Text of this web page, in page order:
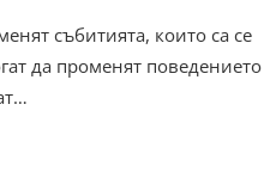
събитията, които са се
да променят поведението